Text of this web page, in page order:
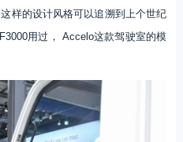
样的设计风格可以追溯到上个世纪
用过， Accelo这款驾驶室的模